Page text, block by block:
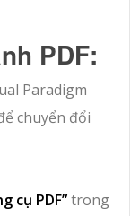
PDF:
Paradigm
chuyển đổi
cụ PDF”trong